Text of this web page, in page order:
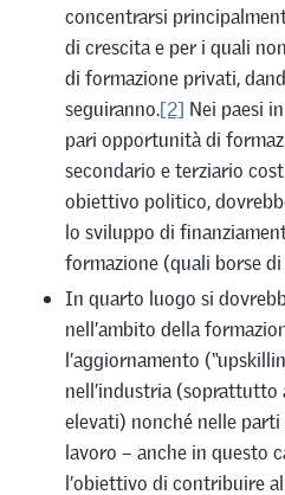
concentrarsi
di crescita e per i quali
di formazione privati,
seguiranno.[2] Nei paesi
pari opportunità di
secondario e terziario
obiettivo politico,
lo sviluppo di
formazione (quali borse
In quarto luogo si
nell’ambito della
l’aggiornamento
nell’industria
elevati) nonché nelle
lavoro – anche in questo
l’obiettivo di contribuire